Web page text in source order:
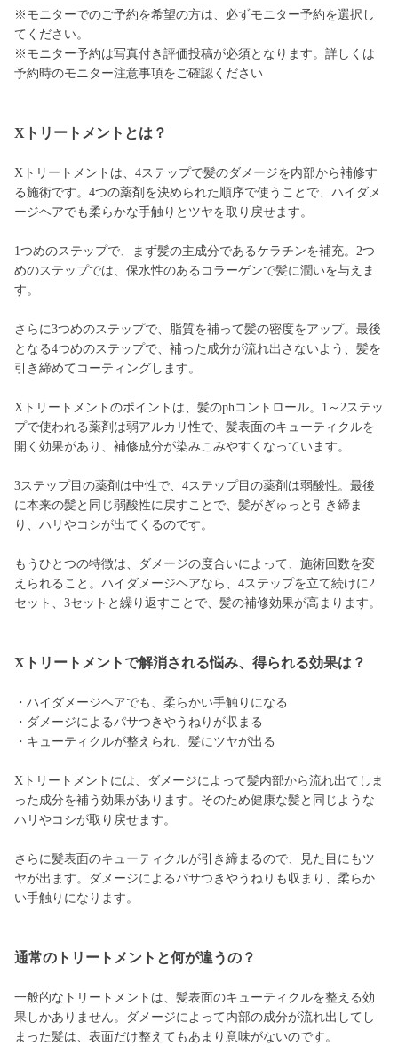
※モニターでのご予約を希望の方は、必ずモニター予約を選択し
てください。
※モニター予約は写真付き評価投稿が必須となります。詳しくは
予約時のモニター注意事項をご確認ください
Xトリートメントとは？
Xトリートメントは、4ステップで髪のダメージを内部から補修す
る施術です。4つの薬剤を決められた順序で使うことで、ハイダメ
ージヘアでも柔らかな手触りとツヤを取り戻せます。
1つめのステップで、まず髪の主成分であるケラチンを補充。2つ
めのステップでは、保水性のあるコラーゲンで髪に潤いを与えま
す。
さらに3つめのステップで、脂質を補って髪の密度をアップ。最後
となる4つめのステップで、補った成分が流れ出さないよう、髪を
引き締めてコーティングします。
Xトリートメントのポイントは、髪のphコントロール。1～2ステッ
プで使われる薬剤は弱アルカリ性で、髪表面のキューティクルを
開く効果があり、補修成分が染みこみやすくなっています。
3ステップ目の薬剤は中性で、4ステップ目の薬剤は弱酸性。最後
に本来の髪と同じ弱酸性に戻すことで、髪がぎゅっと引き締ま
り、ハリやコシが出てくるのです。
もうひとつの特徴は、ダメージの度合いによって、施術回数を変
えられること。ハイダメージヘアなら、4ステップを立て続けに2
セット、3セットと繰り返すことで、髪の補修効果が高まります。
Xトリートメントで解消される悩み、得られる効果は？
・ハイダメージヘアでも、柔らかい手触りになる
・ダメージによるパサつきやうねりが収まる
・キューティクルが整えられ、髪にツヤが出る
Xトリートメントには、ダメージによって髪内部から流れ出てしま
った成分を補う効果があります。そのため健康な髪と同じような
ハリやコシが取り戻せます。
さらに髪表面のキューティクルが引き締まるので、見た目にもツ
ヤが出ます。ダメージによるパサつきやうねりも収まり、柔らか
い手触りになります。
通常のトリートメントと何が違うの？
一般的なトリートメントは、髪表面のキューティクルを整える効
果しかありません。ダメージによって内部の成分が流れ出してし
まった髪は、表面だけ整えてもあまり意味がないのです。